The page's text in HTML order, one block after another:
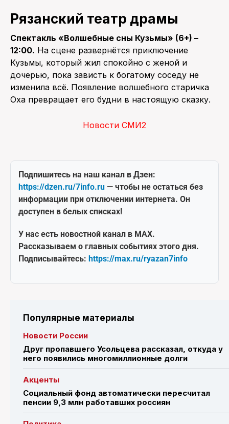
Рязанский театр драмы
Спектакль «Волшебные сны Кузьмы» (6+) –
12:00. На сцене развернётся приключение
Кузьмы, который жил спокойно с женой и
дочерью, пока зависть к богатому соседу не
изменила всё. Появление волшебного старичка
Оха превращает его будни в настоящую сказку.
Новости СМИ2
Подпишитесь на наш канал в Дзен:
https://dzen.ru/7info.ru — чтобы не остаться без
информации при отключении интернета. Он
доступен в белых списках!
У нас есть новостной канал в MAX.
Рассказываем о главных событиях этого дня.
Подписывайтесь: https://max.ru/ryazan7info
Популярные материалы
Новости России
Друг пропавшего Усольцева рассказал, откуда у
него появились многомиллионные долги
Акценты
Социальный фонд автоматически пересчитал
пенсии 9,3 млн работавших россиян